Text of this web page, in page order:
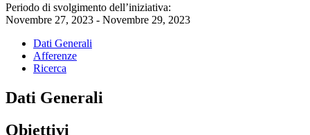
Periodo di svolgimento dell’iniziativa:
Novembre 27, 2023 - Novembre 29, 2023
Dati Generali
Afferenze
Ricerca
Dati Generali
Obiettivi